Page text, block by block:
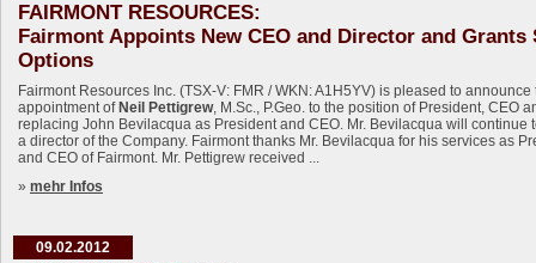
FAIRMONT RESOURCES:
Fairmont Appoints New CEO and Director and Grants
Options
Fairmont Resources Inc. (TSX-V: FMR / WKN: A1H5YV) is pleased to announce
appointment of Neil Pettigrew, M.Sc., P.Geo. to the position of President, CEO
replacing John Bevilacqua as President and CEO. Mr. Bevilacqua will continue
a director of the Company. Fairmont thanks Mr. Bevilacqua for his services as
and CEO of Fairmont. Mr. Pettigrew received ...
» mehr Infos
09.02.2012